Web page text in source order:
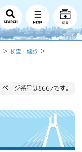
検査・健診
ページ番号は8667です。